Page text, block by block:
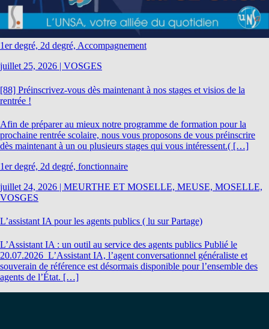
1er degré, 2d degré, Accompagnement
juillet 25, 2026 | VOSGES
[88] Préinscrivez-vous dès maintenant à nos stages et visios de la
rentrée !
Afin de préparer au mieux notre programme de formation pour la
prochaine rentrée scolaire, nous vous proposons de vous préinscrire
dès maintenant à un ou plusieurs stages qui vous intéressent.( […]
1er degré, 2d degré, fonctionnaire
juillet 24, 2026 | MEURTHE ET MOSELLE, MEUSE, MOSELLE,
VOSGES
L’assistant IA pour les agents publics ( lu sur Partage)
L’Assistant IA : un outil au service des agents publics Publié le
20.07.2026 L’Assistant IA, l’agent conversationnel généraliste et
souverain de référence est désormais disponible pour l’ensemble des
agents de l’État. […]